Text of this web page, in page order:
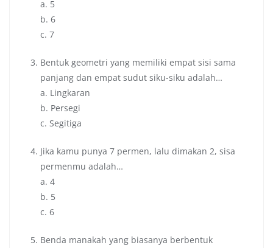
a. 5
b. 6
c. 7
Bentuk geometri yang memiliki empat sisi sama
panjang dan empat sudut siku-siku adalah…
a. Lingkaran
b. Persegi
c. Segitiga
Jika kamu punya 7 permen, lalu dimakan 2, sisa
permenmu adalah…
a. 4
b. 5
c. 6
Benda manakah yang biasanya berbentuk